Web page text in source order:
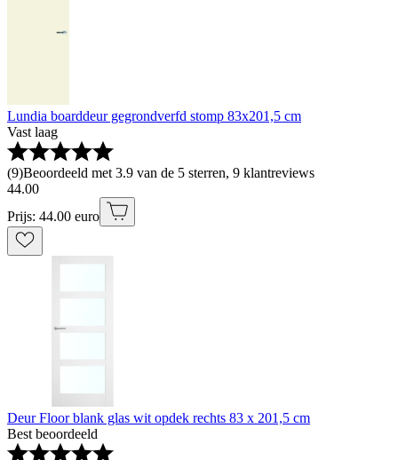
Lundia boarddeur gegrondverfd stomp 83x201,5 cm
Vast laag
(9)Beoordeeld met 3.9 van de 5 sterren, 9 klantreviews
44.00
Prijs: 44.00 euro
Deur Floor blank glas wit opdek rechts 83 x 201,5 cm
Best beoordeeld